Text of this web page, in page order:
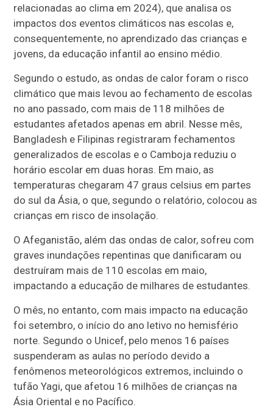
relacionadas ao clima em 2024), que analisa os
impactos dos eventos climáticos nas escolas e,
consequentemente, no aprendizado das crianças e
jovens, da educação infantil ao ensino médio.
Segundo o estudo, as ondas de calor foram o risco
climático que mais levou ao fechamento de escolas
no ano passado, com mais de 118 milhões de
estudantes afetados apenas em abril. Nesse mês,
Bangladesh e Filipinas registraram fechamentos
generalizados de escolas e o Camboja reduziu o
horário escolar em duas horas. Em maio, as
temperaturas chegaram 47 graus celsius em partes
do sul da Ásia, o que, segundo o relatório, colocou as
crianças em risco de insolação.
O Afeganistão, além das ondas de calor, sofreu com
graves inundações repentinas que danificaram ou
destruíram mais de 110 escolas em maio,
impactando a educação de milhares de estudantes.
O mês, no entanto, com mais impacto na educação
foi setembro, o início do ano letivo no hemisfério
norte. Segundo o Unicef, pelo menos 16 países
suspenderam as aulas no período devido a
fenômenos meteorológicos extremos, incluindo o
tufão Yagi, que afetou 16 milhões de crianças na
Ásia Oriental e no Pacífico.